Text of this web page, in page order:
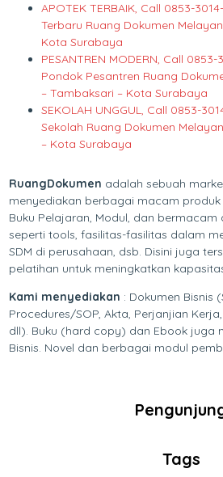
APOTEK TERBAIK, Call 0853-
Terbaru Ruang Dokumen
Kota Surabaya
PESANTREN MODERN, Call
Pondok Pesantren Ruang
– Tambaksari – Kota Surabaya
SEKOLAH UNGGUL, Call 0853-
Sekolah Ruang Dokumen
– Kota Surabaya
RuangDokumen adalah sebuah
menyediakan berbagai macam produk
Buku Pelajaran, Modul, dan bermacam
seperti tools, fasilitas-fasilitas dalam
SDM di perusahaan, dsb. Disini juga
pelatihan untuk meningkatkan
Kami menyediakan : Dokumen Bisnis
Procedures/SOP, Akta, Perjanjian
dll). Buku (hard copy) dan Ebook juga
Bisnis. Novel dan berbagai modul
Tags